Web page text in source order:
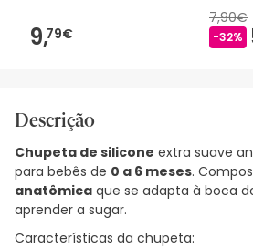
9,79€
7,90€
-32%
Descrição
Chupeta de silicone extra suave
para bebês de 0 a 6 meses.
anatômica que se adapta à boca
aprender a sugar.
Características da chupeta: